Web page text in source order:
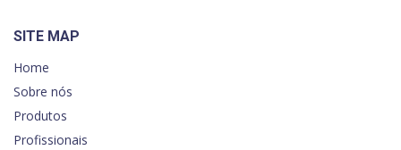
SITE MAP
Home
Sobre nós
Produtos
Profissionais